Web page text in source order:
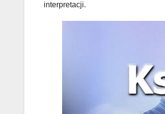
interpretacji.